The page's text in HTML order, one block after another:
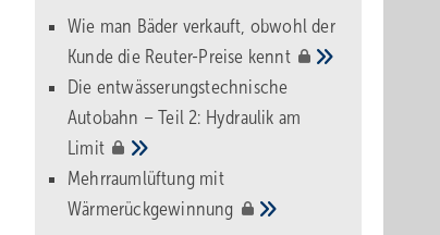
Wie man Bäder verkauft, obwohl der
Kunde die Reuter-Preise kennt
Die entwässerungstechnische
Autobahn – Teil 2: Hydraulik am
Limit
Mehrraumlüftung mit
Wärmerückgewinnung